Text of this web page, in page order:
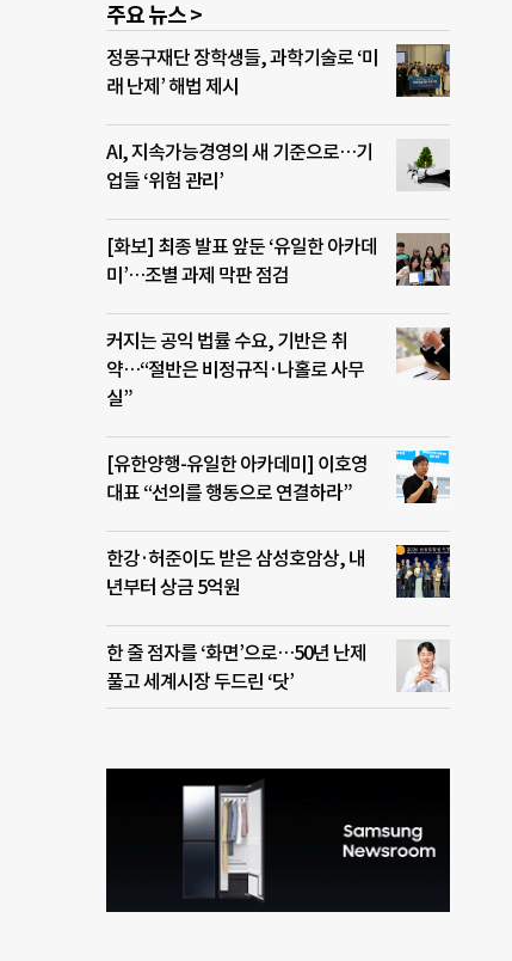
주요 뉴스 >
정몽구재단 장학생들, 과학기술로 ‘미
래 난제’ 해법 제시
AI, 지속가능경영의 새 기준으로…기
업들 ‘위험 관리’
[화보] 최종 발표 앞둔 ‘유일한 아카데
미’…조별 과제 막판 점검
커지는 공익 법률 수요, 기반은 취
약…“절반은 비정규직·나홀로 사무
실”
[유한양행-유일한 아카데미] 이호영
대표 “선의를 행동으로 연결하라”
한강·허준이도 받은 삼성호암상, 내
년부터 상금 5억원
한 줄 점자를 ‘화면’으로…50년 난제
풀고 세계시장 두드린 ‘닷’